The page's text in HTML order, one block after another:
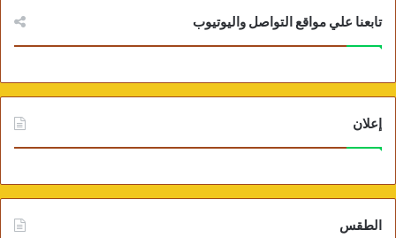
تابعنا علي مواقع التواصل واليوتيوب
إعلان
الطقس